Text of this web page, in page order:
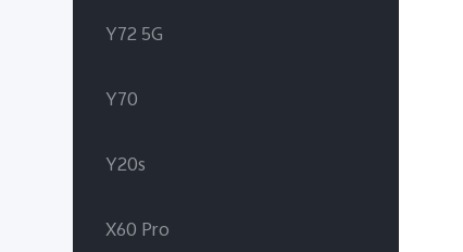
Y72 5G
Y70
Y20s
X60 Pro